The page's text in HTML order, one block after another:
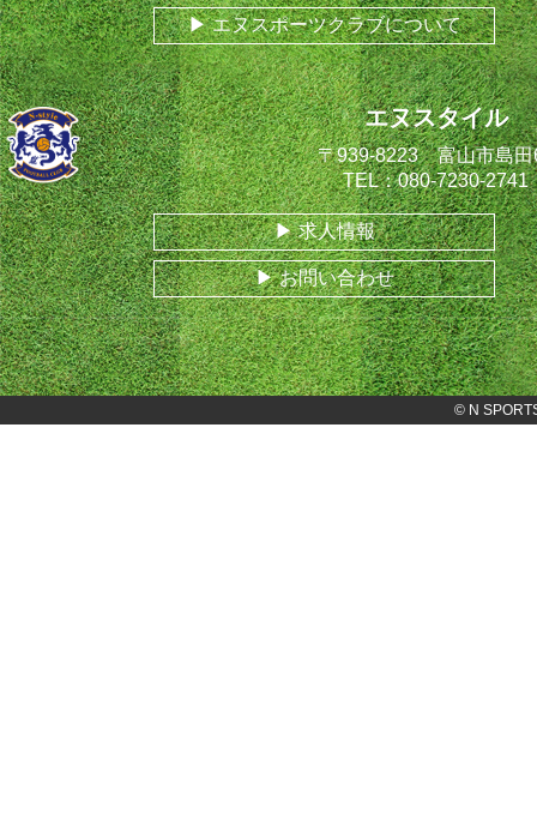
エヌスポーツクラブについて
エヌスタイル
〒939-8223 富山市島田
TEL：080-7230-2741
求人情報
お問い合わせ
© N